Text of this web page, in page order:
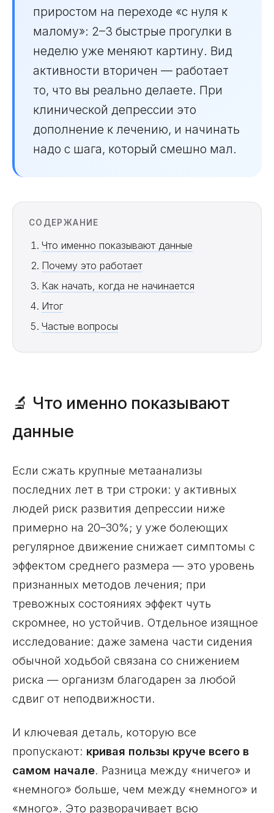
приростом на переходе «с нуля к
малому»: 2–3 быстрые прогулки в
неделю уже меняют картину. Вид
активности вторичен — работает
то, что вы реально делаете. При
клинической депрессии это
дополнение к лечению, и начинать
надо с шага, который смешно мал.
СОДЕРЖАНИЕ
Что именно показывают данные
Почему это работает
Как начать, когда не начинается
Итог
Частые вопросы
🔬 Что именно показывают
данные
Если сжать крупные метаанализы
последних лет в три строки: у активных
людей риск развития депрессии ниже
примерно на 20–30%; у уже болеющих
регулярное движение снижает симптомы с
эффектом среднего размера — это уровень
признанных методов лечения; при
тревожных состояниях эффект чуть
скромнее, но устойчив. Отдельное изящное
исследование: даже замена части сидения
обычной ходьбой связана со снижением
риска — организм благодарен за любой
сдвиг от неподвижности.
И ключевая деталь, которую все
пропускают: кривая пользы круче всего в
самом начале. Разница между «ничего» и
«немного» больше, чем между «немного» и
«много». Это разворачивает всю